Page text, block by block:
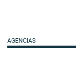
AGENCIAS